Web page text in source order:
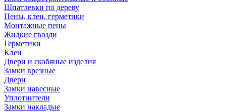
Шпатлевки по дереву
Пены, клеи, герметики
Монтажные пены
Жидкие гвозди
Герметики
Клеи
Двери и скобяные изделия
Замки врезные
Двери
Замки навесные
Уплотнители
Замки накладые